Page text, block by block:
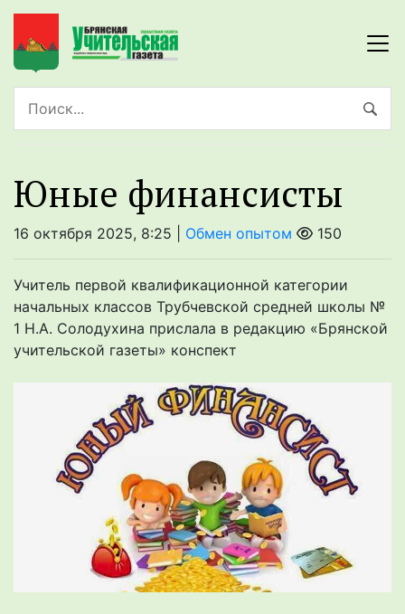
Юные финансисты
16 октября 2025, 8:25 | Обмен опытом 150
Учитель первой квалификационной категории
начальных классов Трубчевской средней школы №
1 Н.А. Солодухина прислала в редакцию «Брянской
учительской газеты» конспект